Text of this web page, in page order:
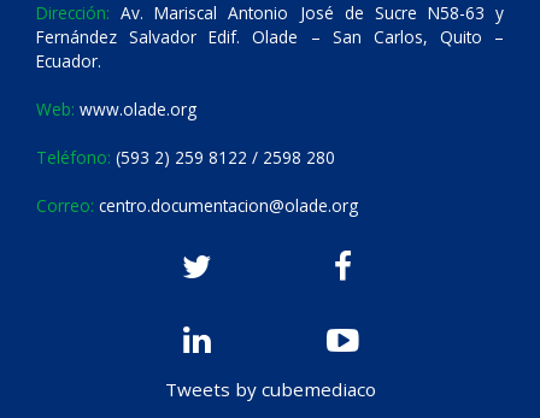
Dirección: Av. Mariscal Antonio José de Sucre N58-63 y
Fernández Salvador Edif. Olade – San Carlos, Quito –
Ecuador.
Web: www.olade.org
Teléfono: (593 2) 259 8122 / 2598 280
Correo: centro.documentacion@olade.org
Tweets by cubemediaco